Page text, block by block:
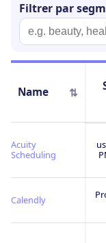
Filtrer par
Name ⇅
Acuity
Scheduling
Calendly